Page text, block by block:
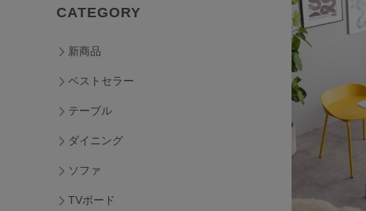
CATEGORY
新商品
ベストセラー
テーブル
ダイニング
ソファ
TVボード